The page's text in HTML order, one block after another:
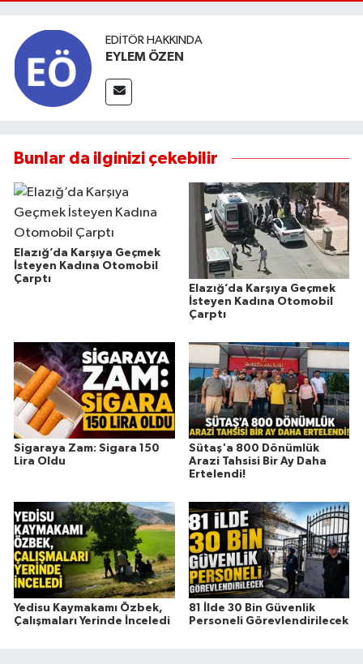
EDITÖR HAKKINDA
EYLEM ÖZEN
Bunlar da ilginizi çekebilir
Elazığ’da Karşıya Geçmek
İsteyen Kadına Otomobil
Çarptı
Elazığ’da Karşıya Geçmek
İsteyen Kadına Otomobil
Çarptı
Sigaraya Zam: Sigara 150
Lira Oldu
Sütaş'a 800 Dönümlük
Arazi Tahsisi Bir Ay Daha
Ertelendi!
Yedisu Kaymakamı Özbek,
Çalışmaları Yerinde İnceledi
81 İlde 30 Bin Güvenlik
Personeli Görevlendirilecek